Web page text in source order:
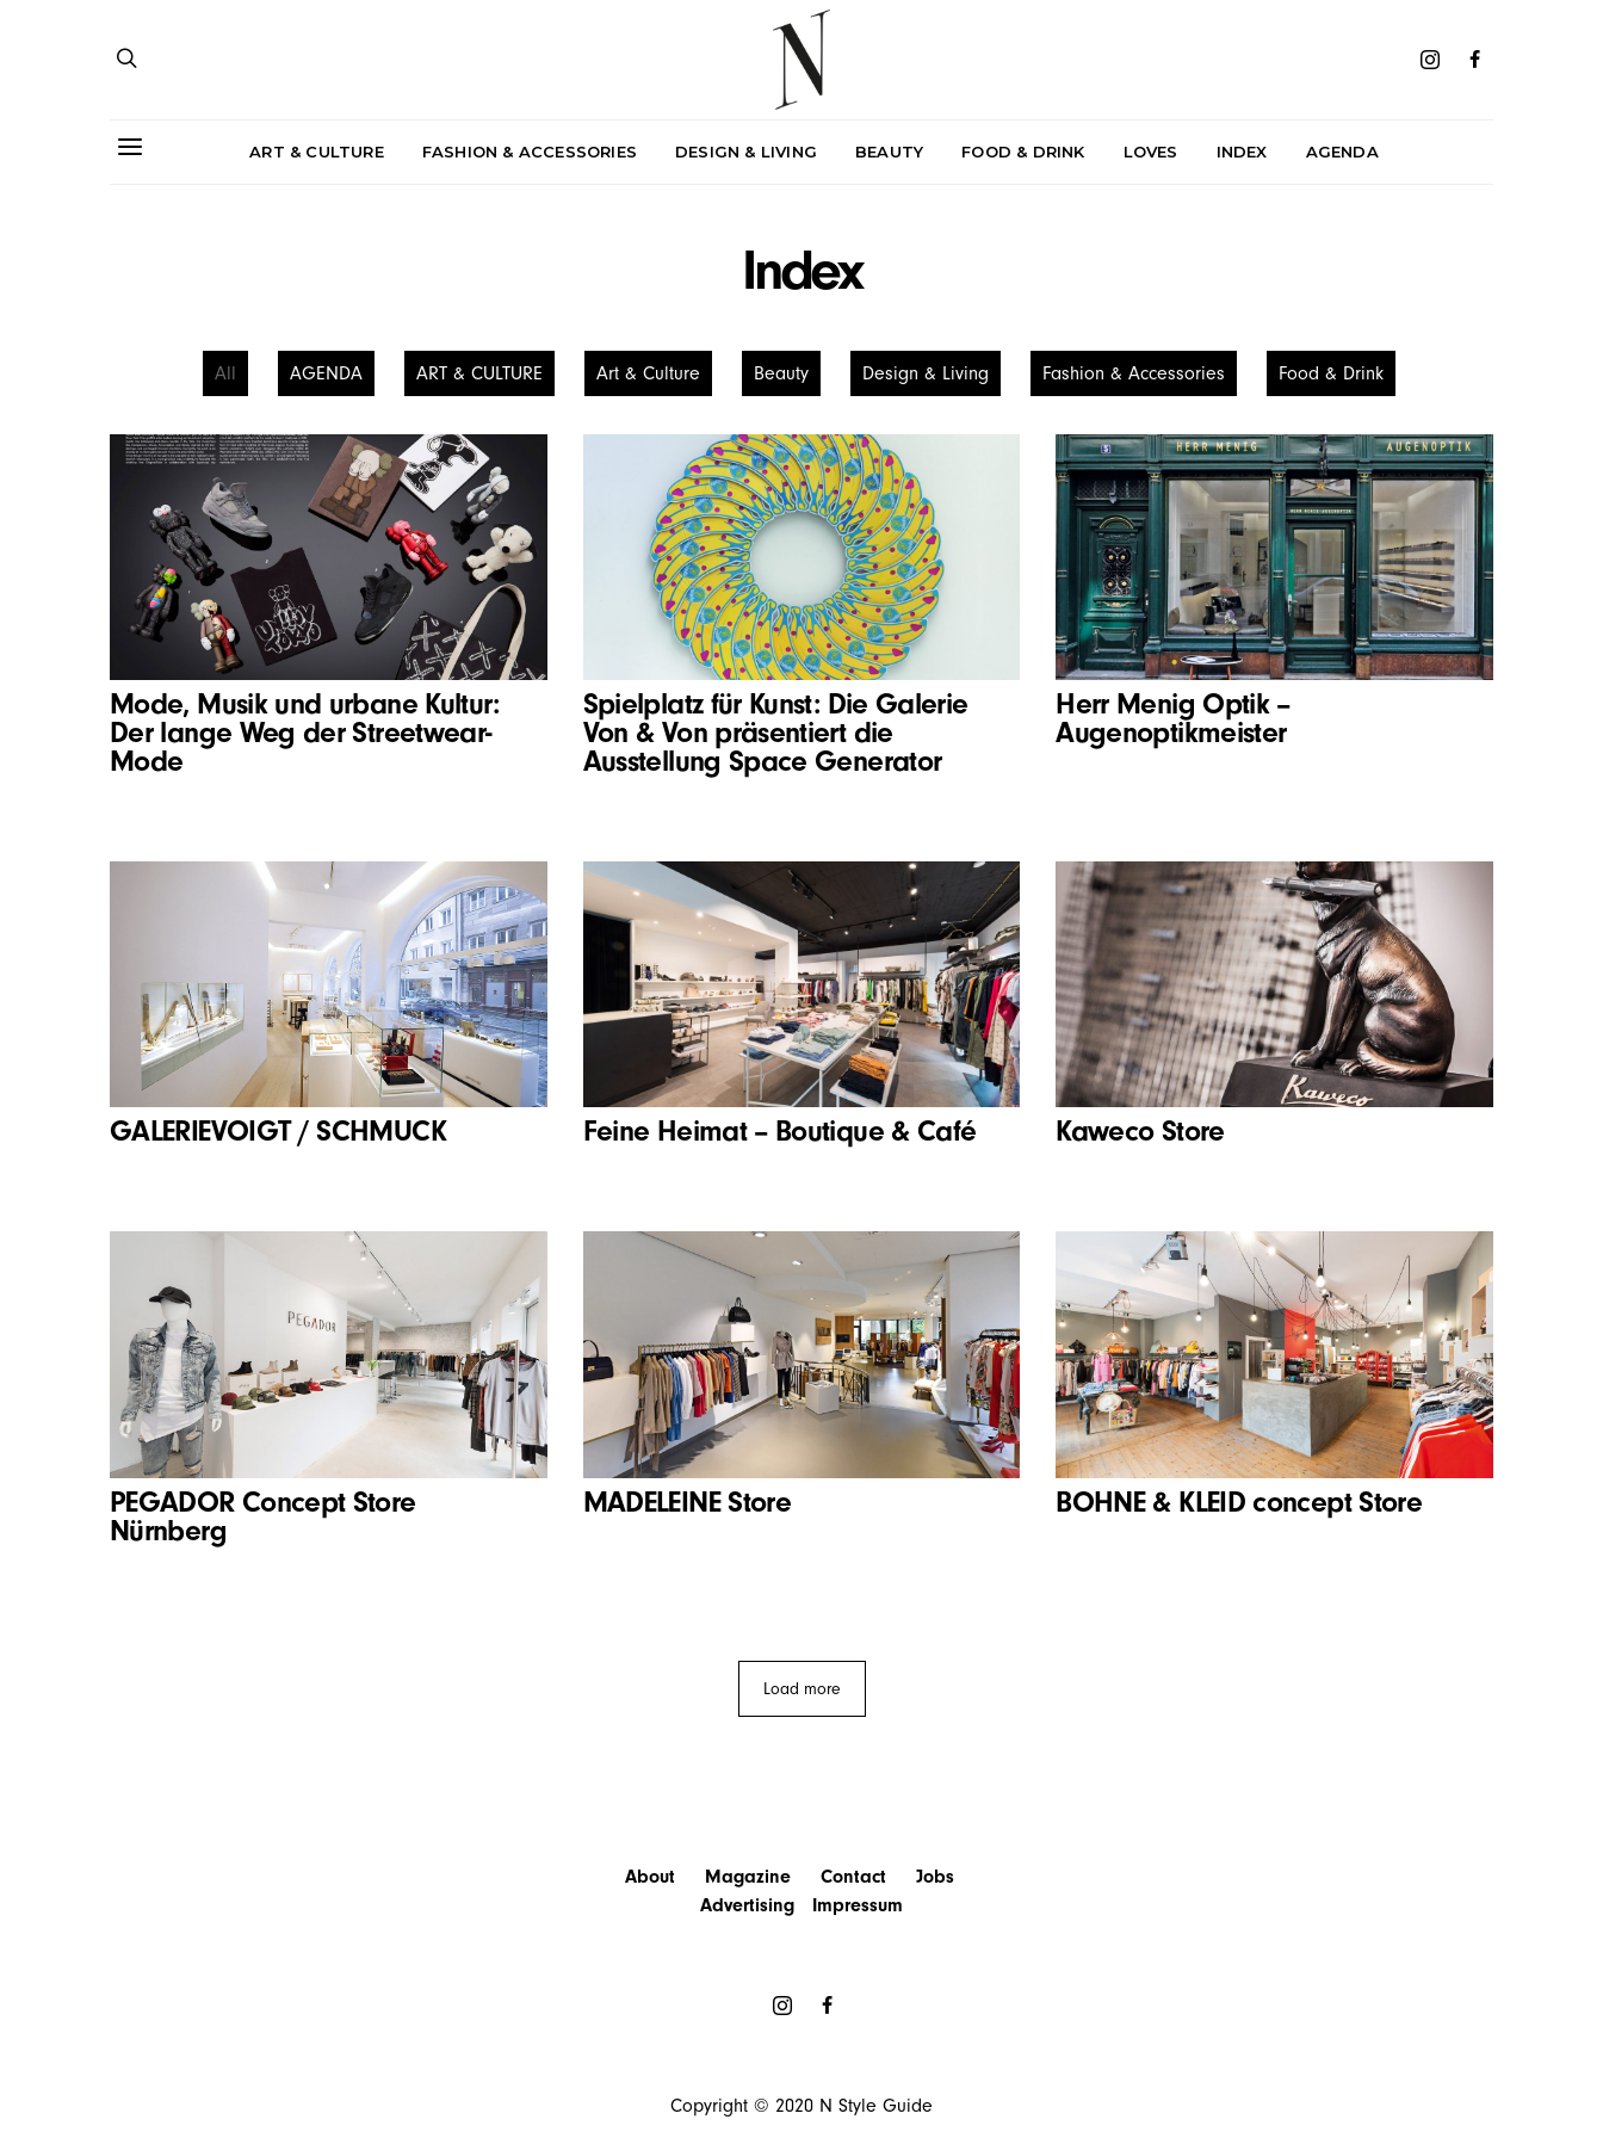
ART & CULTURE FASHION & ACCESSORIES DESIGN & LIVING BEAUTY FOOD & DRINK LOVES INDEX AGENDA
Index
All AGENDA ART & CULTURE Art & Culture Beauty Design & Living Fashion & Accessories Food & Drink
Mode, Musik und urbane Kultur:
Der lange Weg der Streetwear-
Mode
Spielplatz für Kunst: Die Galerie
Von & Von präsentiert die
Ausstellung Space Generator
Herr Menig Optik –
Augenoptikmeister
GALERIEVOIGT / SCHMUCK Feine Heimat – Boutique & Café Kaweco Store
PEGADOR Concept Store
Nürnberg
MADELEINE Store BOHNE & KLEID concept Store
Load more
About Magazine Contact
Jobs
Advertising
Impressum
Copyright © 2020 N Style Guide